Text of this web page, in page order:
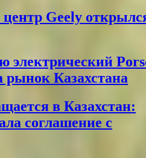
Geely
электрический
Казахстана
в Казахстан:
соглашение с